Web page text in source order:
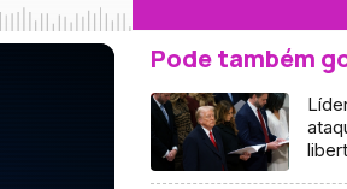
Pode também